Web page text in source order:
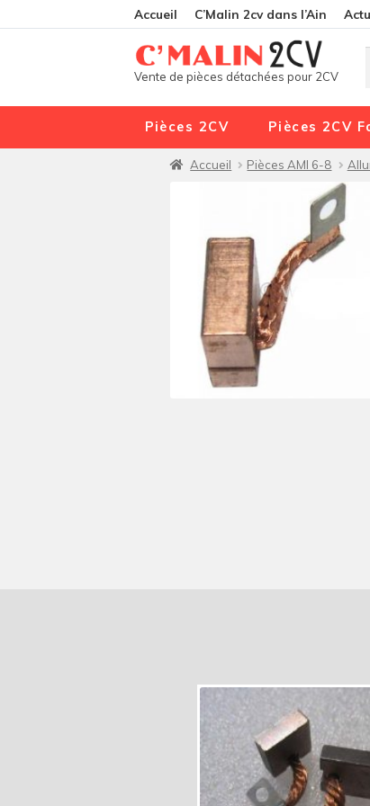
Accueil C’Malin 2cv dans l’Ain
Vente de pièces détachées pour 2CV
Pièces 2CV Pièces 2CV
Accueil Pièces AMI 6-8